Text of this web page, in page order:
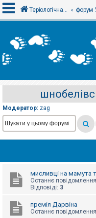
х
і
е
є
с
т
р
а
Т
м
б
Теріологічна школа
Модератор: zag
мисливці на мамута
Останнє повідомлення
Відповіді: 3
премія Дарвіна
Останнє повідомлення